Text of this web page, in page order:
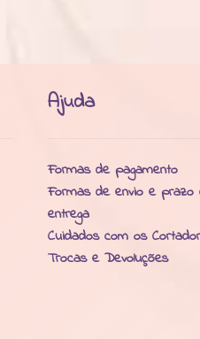
Ajuda
Formas de pagamento
Formas de envio e prazo
entrega
Cuidados com os
Trocas e Devoluções